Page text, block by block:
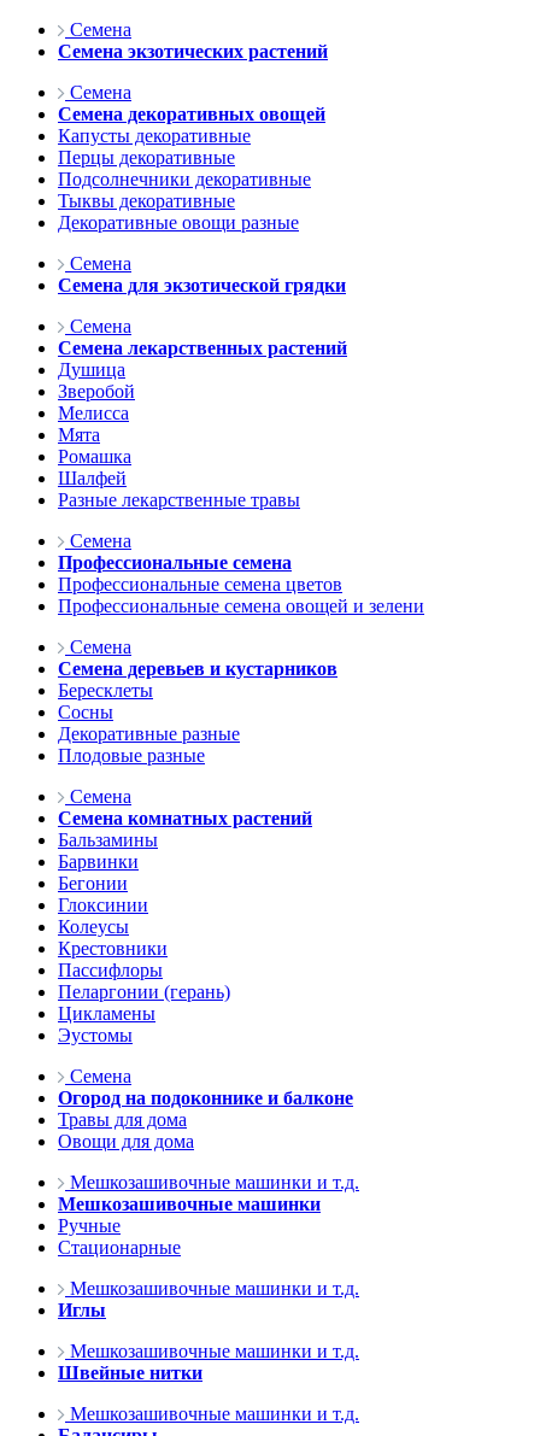
Семена
Семена экзотических растений
Семена
Семена декоративных овощей
Капусты декоративные
Перцы декоративные
Подсолнечники декоративные
Тыквы декоративные
Декоративные овощи разные
Семена
Семена для экзотической грядки
Семена
Семена лекарственных растений
Душица
Зверобой
Мелисса
Мята
Ромашка
Шалфей
Разные лекарственные травы
Семена
Профессиональные семена
Профессиональные семена цветов
Профессиональные семена овощей и зелени
Семена
Семена деревьев и кустарников
Бересклеты
Сосны
Декоративные разные
Плодовые разные
Семена
Семена комнатных растений
Бальзамины
Барвинки
Бегонии
Глоксинии
Колеусы
Крестовники
Пассифлоры
Пеларгонии (герань)
Цикламены
Эустомы
Семена
Огород на подоконнике и балконе
Травы для дома
Овощи для дома
Мешкозашивочные машинки и т.д.
Мешкозашивочные машинки
Ручные
Стационарные
Мешкозашивочные машинки и т.д.
Иглы
Мешкозашивочные машинки и т.д.
Швейные нитки
Мешкозашивочные машинки и т.д.